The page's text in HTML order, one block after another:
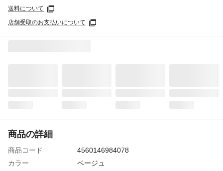
送料について
店舗受取のお支払いについて
商品の詳細
商品コード
4560146984078
カラー
ベージュ